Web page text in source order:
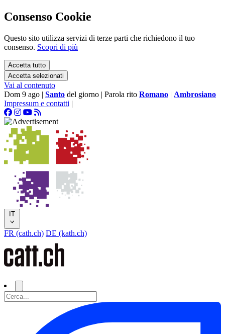
Consenso Cookie
Questo sito utilizza servizi di terze parti che richiedono il tuo
consenso. Scopri di più
Accetta tutto
Accetta selezionati
Vai al contenuto
Dom 9 ago | Santo del giorno | Parola rito Romano | Ambrosiano
Impressum e contatti |
IT
FR (cath.ch) DE (kath.ch)